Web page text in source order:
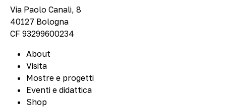
Via Paolo Canali, 8
40127 Bologna
CF 93299600234
About
Visita
Mostre e progetti
Eventi e didattica
Shop